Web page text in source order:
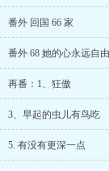
番外 回国 66 家
番外 68 她的心永远自
再番：1、狂傲
3、早起的虫儿有鸟吃
5. 有没有更深一点